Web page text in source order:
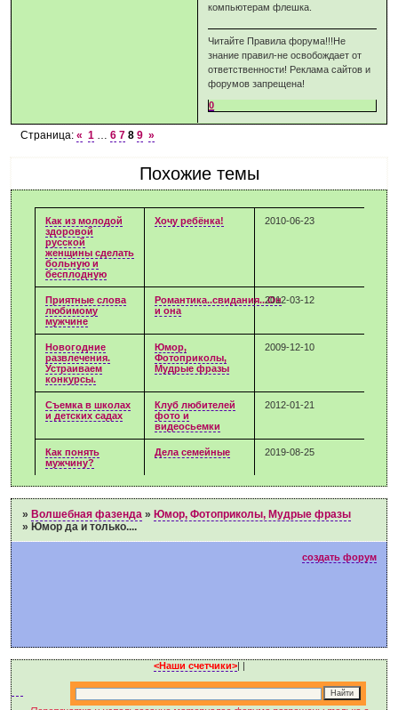
компьютерам флешка.
Читайте Правила форума!!!Не
знание правил-не освобождает от
ответственности! Реклама сайтов и
форумов запрещена!
0
Страница:« 1 … 6 7 8 9 »
Похожие темы
Как из молодой
здоровой
русской
женщины сделать
больную и
бесплодную
Хочу ребёнка! 2010-06-23
Приятные слова
любимому
мужчине
Романтика..свидания...Он
и она
2012-03-12
Новогодние
развлечения.
Устраиваем
конкурсы.
Юмор,
Фотоприколы,
Мудрые фразы
2009-12-10
Съемка в школах
и детских садах
Клуб любителей
фото и
видеосьемки
2012-01-21
Как понять
мужчину?
Дела семейные 2019-08-25
»Волшебная фазенда »Юмор, Фотоприколы, Мудрые фразы
»Юмор да и только....
создать форум
<Наши счетчики>| |